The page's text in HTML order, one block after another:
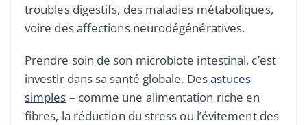
troubles digestifs, des maladies métaboliques,
voire des affections neurodégénératives.
Prendre soin de son microbiote intestinal, c’est
investir dans sa santé globale. Desastuces
simples – comme une alimentation riche en
fibres, la réduction du stress ou l’évitement des